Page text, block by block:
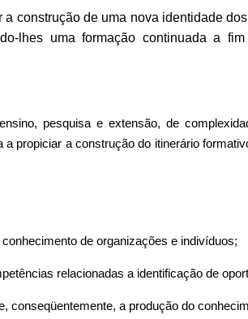
construção de uma nova identidade
lhes uma formação continuada a
pesquisa e extensão, de
a propiciar a construção do itinerário
de organizações e indivíduos;
relacionadas a identificação de
conseqüentemente, a produção do